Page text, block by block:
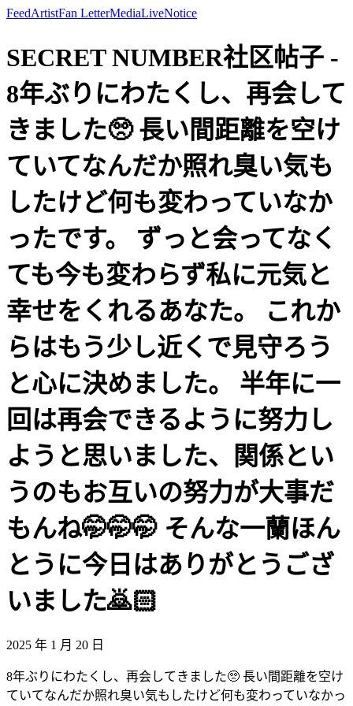
FeedArtistFan LetterMediaLiveNotice
SECRET NUMBER社区帖子 -
8年ぶりにわたくし、再会して
きました🥺 長い間距離を空け
ていてなんだか照れ臭い気も
したけど何も変わっていなか
ったです。 ずっと会ってなく
ても今も変わらず私に元気と
幸せをくれるあなた。 これか
らはもう少し近くで見守ろう
と心に決めました。 半年に一
回は再会できるように努力し
ようと思いました、関係とい
うのもお互いの努力が大事だ
もんね🤭🤭🤭 そんな一蘭ほん
とうに今日はありがとうござ
いました🙇🏻
2025 年 1 月 20 日
8年ぶりにわたくし、再会してきました🥺 長い間距離を空け
ていてなんだか照れ臭い気もしたけど何も変わっていなかっ